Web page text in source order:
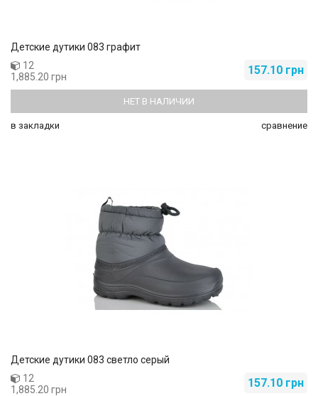
Детские дутики 083 графит
157.10 грн
12
1,885.20 грн
НЕТ В НАЛИЧИИ
в закладки сравнение
Детские дутики 083 светло серый
157.10 грн
12
1,885.20 грн